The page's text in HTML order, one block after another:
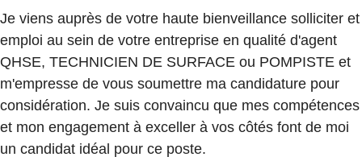
Je viens auprès de votre haute bienveillance solliciter et
emploi au sein de votre entreprise en qualité d'agent
QHSE, TECHNICIEN DE SURFACE ou POMPISTE et
m'empresse de vous soumettre ma candidature pour
considération. Je suis convaincu que mes compétences
et mon engagement à exceller à vos côtés font de moi
un candidat idéal pour ce poste.